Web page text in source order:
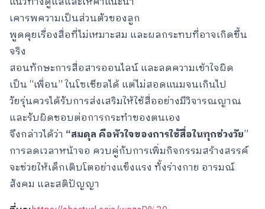
เคารพความเป็นส่วนตัวของลูก
พูดคุยเรื่องสื่อที่ไม่เหมาะสม และผลกระทบที่อาจเกิดขึ้น
จริง
สอนทักษะการสื่อสารออนไลน์ และลดความเข้าใจผิด
เป็น “เพื่อน” ในโซเชียลได้ แต่ไม่สอดแนมจนเกินไป
วัยรุ่นควรได้รับการส่งเสริมให้ใช้สื่ออย่างมีวิจารณญาณ
และรับผิดชอบต่อการกระทำของตนเอง
จึงกล่าวได้ว่า “สมดุล คือหัวใจของการใช้สื่อในทุกช่วงวัย”
การลดเวลาหน้าจอ ควบคู่กับการเพิ่มกิจกรรมสร้างสรรค์
จะช่วยให้เด็กเติบโตอย่างแข็งแรง ทั้งร่างกาย อารมณ์
สังคม และสติปัญญา